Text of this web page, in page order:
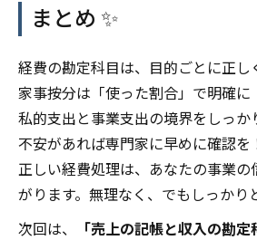
まとめ ✨
経費の勘定科目は、目的ごとに正し
家事按分は「使った割合」で明確に
私的支出と事業支出の境界をしっか
不安があれば専門家に早めに確認を
正しい経費処理は、あなたの事業の
がります。無理なく、でもしっかり
次回は、
「売上の記帳と収入の勘定